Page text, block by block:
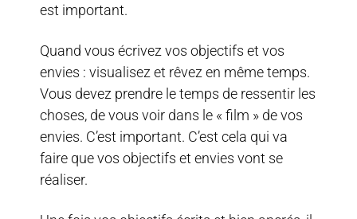
est important.
Quand vous écrivez vos objectifs et vos
envies : visualisez et rêvez en même temps.
Vous devez prendre le temps de ressentir les
choses, de vous voir dans le « film » de vos
envies. C’est important. C’est cela qui va
faire que vos objectifs et envies vont se
réaliser.